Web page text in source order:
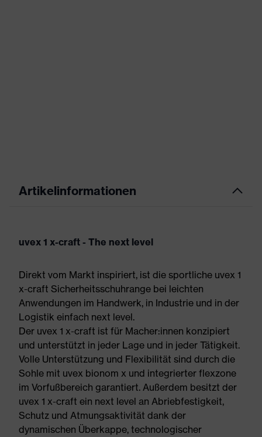
Artikelinformationen
uvex 1 x-craft - The next level
Direkt vom Markt inspiriert, ist die sportliche uvex 1
x-craft Sicherheitsschuhrange bei leichten
Anwendungen im Handwerk, in Industrie und in der
Logistik einfach next level.
Der uvex 1 x-craft ist für Macher:innen konzipiert
und unterstützt in jeder Lage und in jeder Tätigkeit.
Volle Unterstützung und Flexibilität sind durch die
Sohle mit uvex bionom x und integrierter flexzone
im Vorfußbereich garantiert. Außerdem besitzt der
uvex 1 x-craft ein next level an Abriebfestigkeit,
Schutz und Atmungsaktivität dank der
dynamischen Überkappe, technologischer